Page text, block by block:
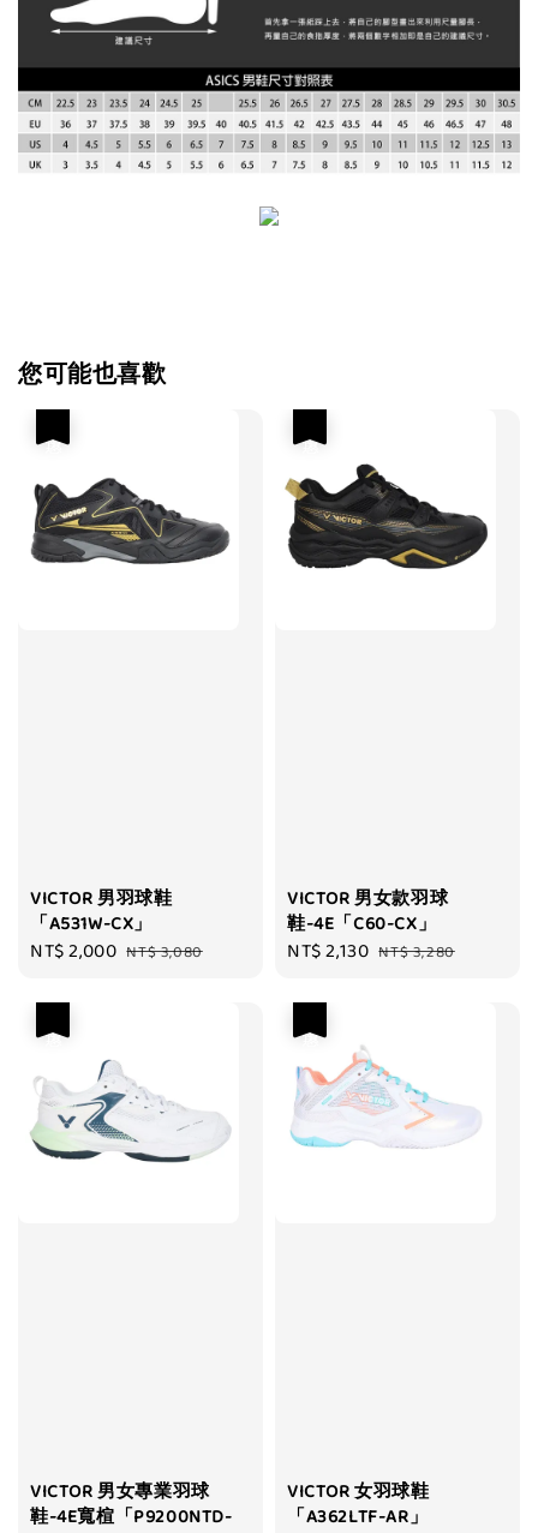
您可能也喜歡
VICTOR 男羽球鞋
「A531W-CX」
Sale
NT$ 2,000 Regular
NT$ 3,080
VICTOR 男女款羽球
鞋-4E「C60-CX」
Sale
NT$ 2,130 Regular
NT$ 3,280
VICTOR 男女專業羽球
鞋-4E寬楦「P9200NTD-
VICTOR 女羽球鞋
「A362LTF-AR」